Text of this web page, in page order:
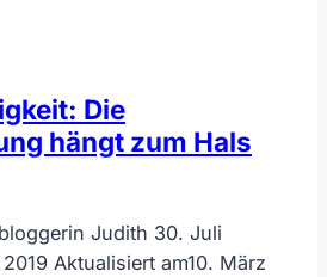
Die
hängt zum Hals
Judith 30. Juli
Aktualisiert am10. März